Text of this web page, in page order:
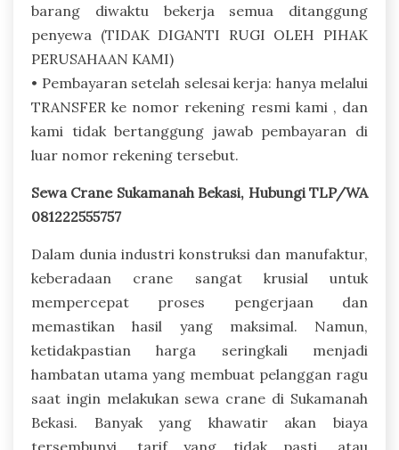
barang diwaktu bekerja semua ditanggung
penyewa (TIDAK DIGANTI RUGI OLEH PIHAK
PERUSAHAAN KAMI)
• Pembayaran setelah selesai kerja: hanya melalui
TRANSFER ke nomor rekening resmi kami , dan
kami tidak bertanggung jawab pembayaran di
luar nomor rekening tersebut.
Sewa Crane Sukamanah Bekasi, Hubungi TLP/WA
081222555757
Dalam dunia industri konstruksi dan manufaktur,
keberadaan crane sangat krusial untuk
mempercepat proses pengerjaan dan
memastikan hasil yang maksimal. Namun,
ketidakpastian harga seringkali menjadi
hambatan utama yang membuat pelanggan ragu
saat ingin melakukan sewa crane di Sukamanah
Bekasi. Banyak yang khawatir akan biaya
tersembunyi, tarif yang tidak pasti, atau